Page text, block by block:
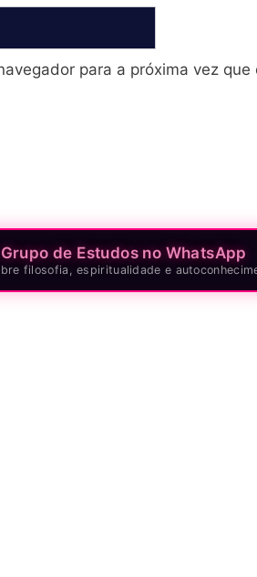
para a próxima vez que
de Estudos no WhatsApp
filosofia, espiritualidade e